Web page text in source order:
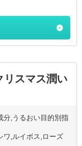
リスマス潤い
分,うるおい目的別指
ワ,ルイボス,ローズ